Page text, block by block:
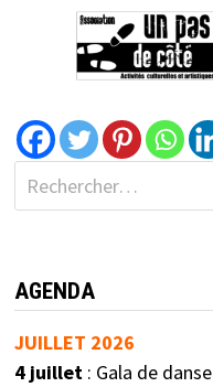
AGENDA
JUILLET 2026
4 juillet: Gala de danse